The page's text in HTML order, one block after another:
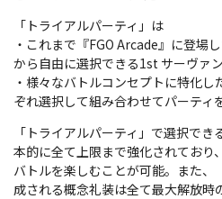
「トライアルパーティ」は
・これまで『FGO Arcade』に登場
から自由に選択できる1st サーヴァ
・様々なバトルコンセプトに特化
ぞれ選択して組み合わせてパーティ
「トライアルパーティ」で選択で
本的に全て上限まで強化されており
バトルを楽しむことが可能。また、
成される概念礼装は全て最大解放時